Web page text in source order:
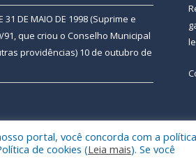
31 DE MAIO DE 1998 (Suprime e
91, que criou o Conselho Municipal
providências) 10 de outubro de
Mapa do Site
portal, você concorda com a
de cookies (Leia mais). Se você